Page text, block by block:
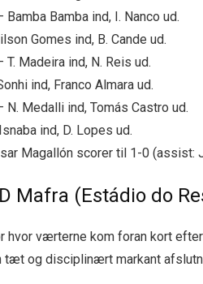
Bamba Bamba ind, I. Nanco ud.
Gomes ind, B. Cande ud.
T. Madeira ind, N. Reis ud.
ind, Franco Almara ud.
N. Medalli ind, Tomás Castro ud.
ind, D. Lopes ud.
Magallón scorer til 1-0 (assist:
Mafra (Estádio do
hvor værterne kom foran kort
tæt og disciplinært markant